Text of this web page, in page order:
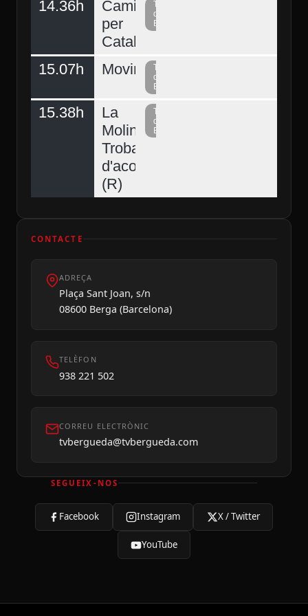
Ahir
Avui
14.36h
Caminant
per
Catalunya
Televisió
del
Berguedà
15.07h Moving
Televisió
del
Berguedà
15.38h
La
Molina,
Trobada
d'acordionistes
(R)
Televisió
del
Berguedà
CONTACTE
ADREÇA
Plaça Sant Joan, s/n
08600 Berga (Barcelona)
TELÈFON
938 221 502
CORREU ELECTRÒNIC
tvbergueda@tvbergueda.com
SEGUEIX-NOS
Facebook Instagram X / Twitter
YouTube